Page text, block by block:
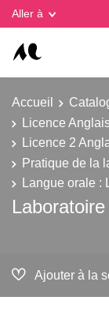
Aller à
Accueil
Licence
Licence 2
Pratique de la
Langue orale :
Laboratoire
Ajouter à la
Gestion des cookies